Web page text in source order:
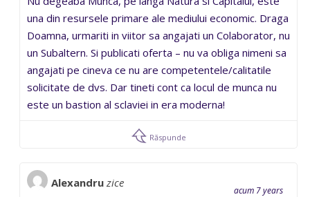
una din resursele primare ale mediului economic. Draga
Doamna, urmariti in viitor sa angajati un Colaborator, nu
un Subaltern. Si publicati oferta – nu va obliga nimeni sa
angajati pe cineva ce nu are competentele/calitatile
solicitate de dvs. Dar tineti cont ca locul de munca nu
este un bastion al sclaviei in era moderna!
Răspunde
Alexandru zice
acum 7 years